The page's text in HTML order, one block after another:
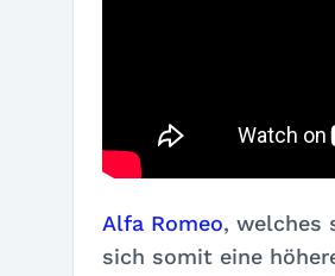
Alfa Romeo, welches
sich somit eine